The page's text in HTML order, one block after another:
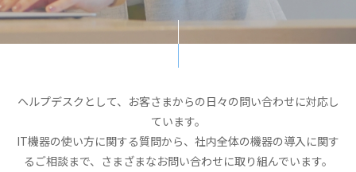
ヘルプデスクとして、お客さまからの日々の問い合わせに対応し
ています。
IT機器の使い方に関する質問から、社内全体の機器の導入に関す
るご相談まで、さまざまなお問い合わせに取り組んでいます。